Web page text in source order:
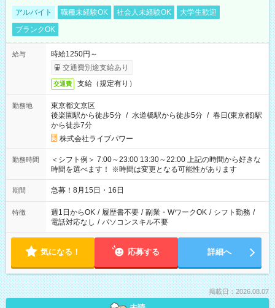
アルバイト 職種未経験OK 社会人未経験OK
大学生歓迎
ブランクOK
給与
時給1250円～
交通費別途支給あり
交通費 支給（規定有り）
勤務地
東京都文京区
後楽園駅から徒歩5分 / 水道橋駅から徒歩5分 / 春日(東京都)駅
から徒歩7分
株式会社ライブパワー
勤務時間
＜シフト例＞ 7:00～23:00 13:30～22:00 上記の時間から好きな
時間を選べます！ ※時間は変更となる可能性があります
期間 急募！8月15日・16日
特徴 週1日からOK / 履歴書不要 / 副業・WワークOK / シフト勤務 /
電話対応なし / パソコンスキル不要
気になる！ 応募する 詳細へ
掲載日：2026.08.07